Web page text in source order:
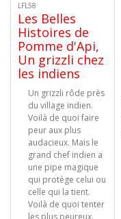
LFL58
Les Belles
Histoires de
Pomme d'Api,
Un grizzli chez
les indiens
Un grizzli rôde près
du village indien.
Voilà de quoi faire
peur aux plus
audacieux. Mais le
grand chef indien a
une pipe magique
qui protège celui ou
celle qui la tient.
Voilà de quoi tenter
les plus peureux.